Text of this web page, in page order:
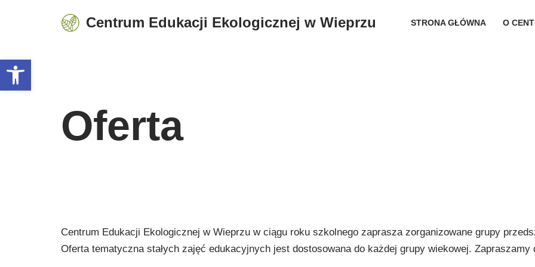
Otwórz pasek narzędzi
treści
Centrum Edukacji Ekologicznej w Wieprzu STRONA GŁÓWNA O
Oferta
Centrum Edukacji Ekologicznej w Wieprzu w ciągu roku szkolnego zaprasza zorganizowane grupy
Oferta tematyczna stałych zajęć edukacyjnych jest dostosowana do każdej grupy wiekowej. Zapraszamy